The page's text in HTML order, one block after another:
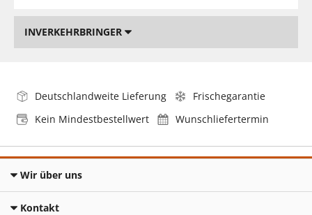
INVERKEHRBRINGER
Deutschlandweite Lieferung
Frischegarantie
Kein Mindestbestellwert
Wunschliefertermin
Wir über uns
Kontakt